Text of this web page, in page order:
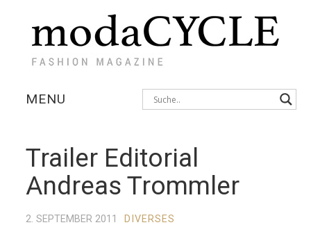
MENU
AUSSTELLUNGEN
Trailer Editorial
Andreas Trommler
2. SEPTEMBER 2011 DIVERSES